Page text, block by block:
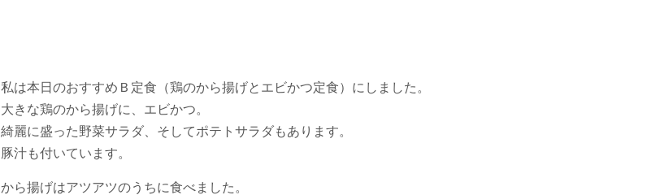
私は本日のおすすめＢ定食（鶏のから揚げとエビかつ定食）にしました。
大きな鶏のから揚げに、エビかつ。
綺麗に盛った野菜サラダ、そしてポテトサラダもあります。
豚汁も付いています。
から揚げはアツアツのうちに食べました。